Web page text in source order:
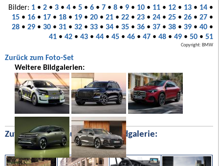
Bilder: 1• 2• 3• 4• 5• 6• 7• 8• 9• 10• 11• 12• 13• 14•
15• 16• 17• 18• 19• 20• 21• 22• 23• 24• 25• 26• 27•
28• 29• 30• 31• 32• 33• 34• 35• 36• 37• 38• 39• 40•
41• 42• 43• 44• 45• 46• 47• 48• 49• 50• 51
Copyright: BMW
Zurück zum Foto-Set
Weitere Bildgalerien:
Zufällige Bilder aus unserer Bildgalerie: